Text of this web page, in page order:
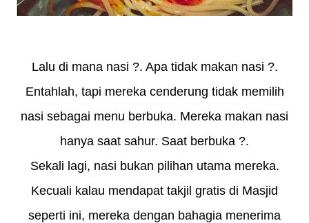
Lalu di mana nasi ?. Apa tidak makan nasi ?.
Entahlah, tapi mereka cenderung tidak memilih
nasi sebagai menu berbuka. Mereka makan nasi
hanya saat sahur. Saat berbuka ?.
Sekali lagi, nasi bukan pilihan utama mereka.
Kecuali kalau mendapat takjil gratis di Masjid
seperti ini, mereka dengan bahagia menerima